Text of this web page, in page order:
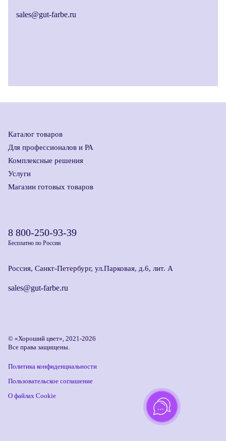
sales@gut-farbe.ru
Каталог товаров
Для профессионалов и РА
Комплексные решения
Услуги
Магазин готовых товаров
8 800-250-93-39
Бесплатно по России
Россия, Санкт-Петербург, ул.Парковая, д.6, лит. А
sales@gut-farbe.ru
© «Хороший цвет», 2021-2026
Все права защищены.
Политика конфиденциальности
Пользовательское соглашение
О файлах Cookie